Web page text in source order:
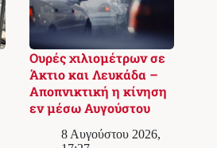
Ουρές χιλιομέτρων σε
Άκτιο και Λευκάδα –
Αποπνικτική η κίνηση
εν μέσω Αυγούστου
8 Αυγούστου 2026,